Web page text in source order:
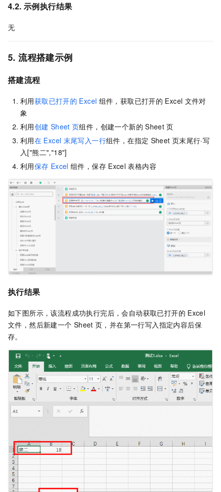
4.2. 示例执行结果
无
5. 流程搭建示例
搭建流程
利用获取已打开的 Excel 组件，获取已打开的 Excel 文件对
象
利用创建 Sheet 页组件，创建一个新的 Sheet 页
利用在 Excel 末尾写入一行组件，在指定 Sheet 页末尾行·写
入["熊二","18"]
利用保存 Excel 组件，保存 Excel 表格内容
执行结果
如下图所示，该流程成功执行完后，会自动获取已打开的 Excel
文件，然后新建一个 Sheet 页，并在第一行写入指定内容后保
存。